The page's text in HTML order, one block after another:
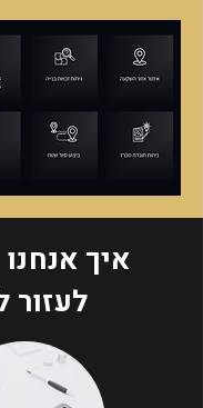
איך אנחנו
לעזור